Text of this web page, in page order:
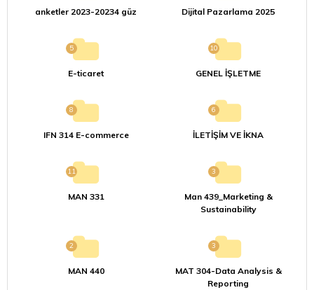
anketler 2023-20234 güz Dijital Pazarlama 2025
5
E-ticaret
10
GENEL İŞLETME
8
IFN 314 E-commerce
6
İLETİŞİM VE İKNA
11
MAN 331
3
Man 439_Marketing &
Sustainability
2
MAN 440
3
MAT 304-Data Analysis &
Reporting